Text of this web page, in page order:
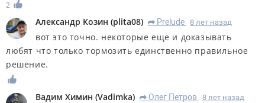
2
Александр Козин (plita08) R Prelude 8 лет назад
вот это точно. некоторые еще и доказывать
любят что только тормозить единственно правильное
решение.
Вадим Химин (Vadimka) R Олег Петров 8 лет назад